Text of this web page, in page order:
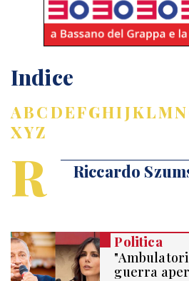
Indice
ABCDEFGHIJKLMN
XYZ
R Riccardo
Politica
guerra